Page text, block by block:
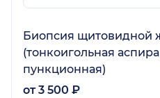
Биопсия щитовидной
(тонкоигольная
пункционная)
от 3 500 ₽